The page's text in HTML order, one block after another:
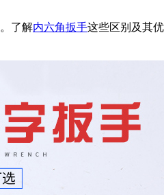
了解内六角扳手这些区别及其